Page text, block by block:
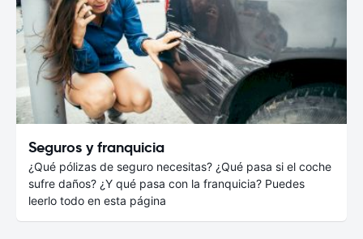
Seguros y franquicia
¿Qué pólizas de seguro necesitas? ¿Qué pasa si el coche
sufre daños? ¿Y qué pasa con la franquicia? Puedes
leerlo todo en esta página